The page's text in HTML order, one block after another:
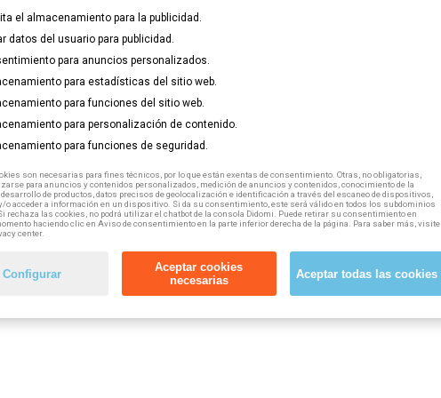
haciendo click aquí.
el almacenamiento para la publicidad.
datos del usuario para publicidad.
para anuncios personalizados.
para estadísticas del sitio web.
para funciones del sitio web.
para personalización de contenido.
para funciones de seguridad.
son necesarias para fines técnicos, por lo que están exentas de consentimiento. Otras, no obligatorias,
para anuncios y contenidos personalizados, medición de anuncios y contenidos, conocimiento de la
de productos, datos precisos de geolocalización e identificación a través del escaneo de dispositivos,
o acceder a información en un dispositivo. Si da su consentimiento, este será válido en todos los subdominios
rechaza las cookies, no podrá utilizar el chatbot de la consola Didomi. Puede retirar su consentimiento en
haciendo clic en Aviso de consentimiento en la parte inferior derecha de la página. Para saber más, visite
center.
Configurar
Aceptar cookies
necesarias
Aceptar todas las cookies